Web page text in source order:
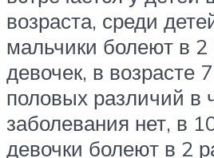
возраста, среди
мальчики болеют в
девочек, в возрасте
половых различий в
заболевания нет, в
девочки болеют в 2